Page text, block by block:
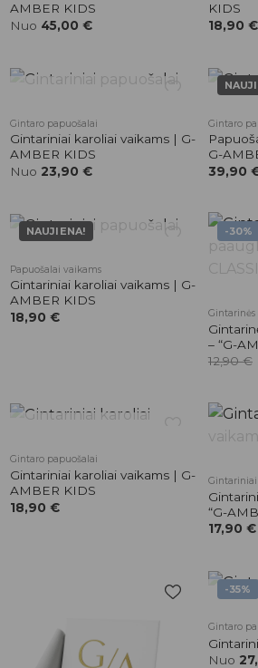
AMBER KIDS
Nuo 45,00 €
KIDS
18,90 €
patikusios
prekės
Gintaro papuošalai
Gintariniai karoliai vaikams | G-
AMBER KIDS
Nuo 23,90 €
Gintaro
G-
39,90
NAUJIENA!
patikusios
prekės
Papuošalai vaikams
Gintariniai karoliai vaikams | G-
AMBER KIDS
18,90 €
-30%
Gintarinės
– “G-
12,90€
patikusios
prekės
Gintaro papuošalai
Gintariniai karoliai vaikams | G-
AMBER KIDS
18,90 €
“G-
17,90 €
-35%
Gintaro
Nuo